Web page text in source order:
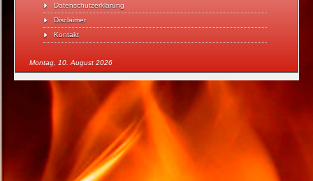
Datenschutzerklärung
Disclaimer
Kontakt
Montag, 10. August 2026